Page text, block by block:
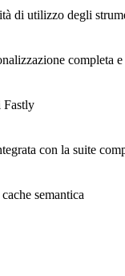
di utilizzo degli
completa
Fastly
con la suite
semantica